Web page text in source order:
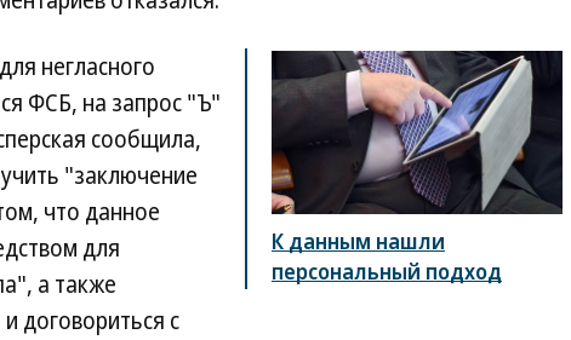
К данным нашли
персональный подход
негласного
ФСБ, на запрос "Ъ"
сообщила,
"заключение
что данное
для
а также
договориться с